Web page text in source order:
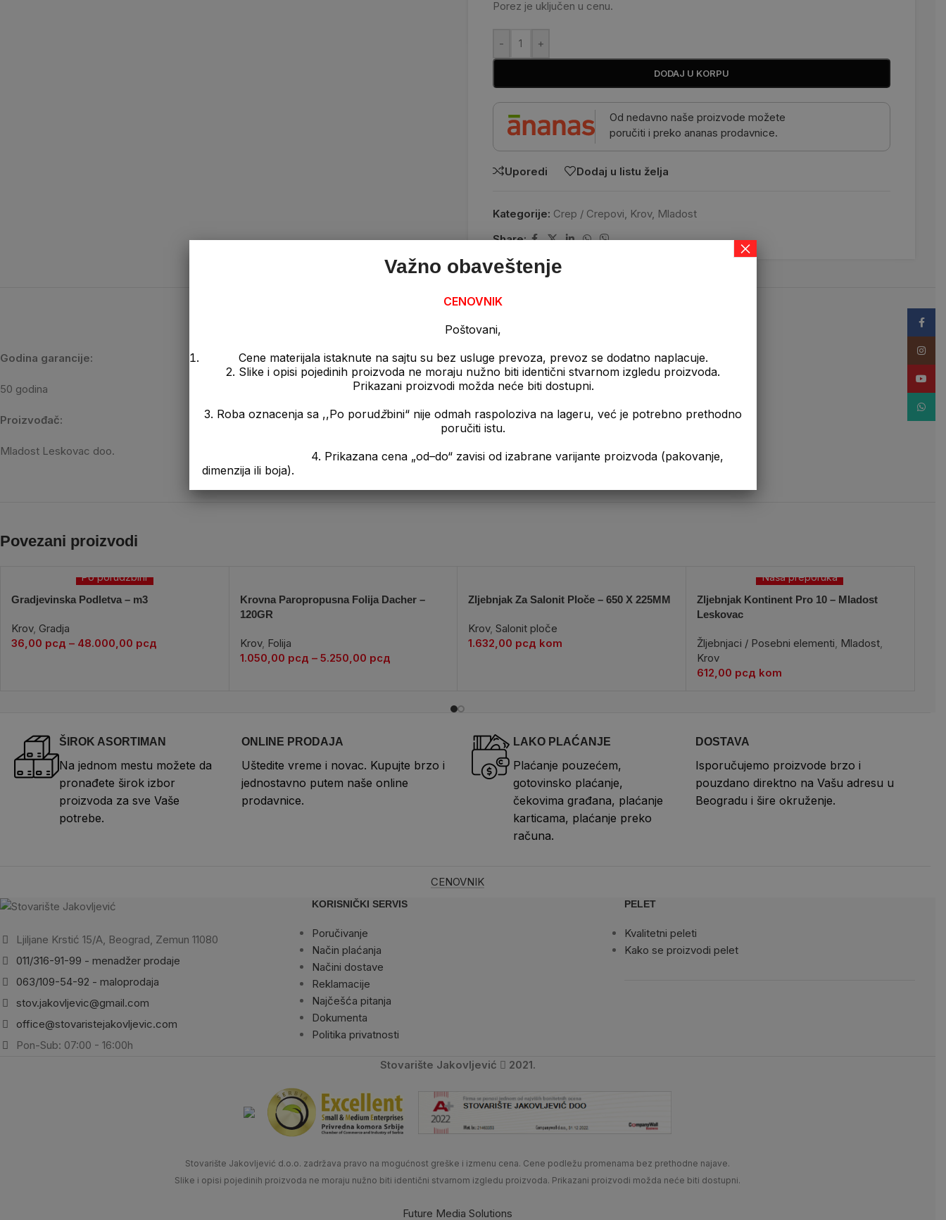
Porez je uključen u cenu.
- +
DODAJ U KORPU
Od nedavno naše proizvode možete
poručiti i preko ananas prodavnice.
Uporedi Dodaj u listu želja
Kategorije: Crep / Crepovi, Krov, Mladost
Share:
Godina garancije:
50 godina
Proizvođač:
Mladost Leskovac doo.
Povezani proizvodi
Po porudžbini
Gradjevinska Podletva – m3
Krov, Gradja
36,00 рсд – 48.000,00 рсд
Krovna Paropropusna Folija Dacher –
120GR
Krov, Folija
1.050,00 рсд – 5.250,00 рсд
Zljebnjak Za Salonit Ploče – 650 X 225MM
Krov, Salonit ploče
1.632,00 рсд kom
Naša preporuka
Zljebnjak Kontinent Pro 10 – Mladost
Leskovac
Žljebnjaci / Posebni elementi, Mladost,
Krov
612,00 рсд kom
ŠIROK ASORTIMAN
Na jednom mestu možete da
pronađete širok izbor
proizvoda za sve Vaše
potrebe.
ONLINE PRODAJA
Uštedite vreme i novac. Kupujte brzo i
jednostavno putem naše online
prodavnice.
LAKO PLAĆANJE
Plaćanje pouzećem,
gotovinsko plaćanje,
čekovima građana, plaćanje
karticama, plaćanje preko
računa.
DOSTAVA
Isporučujemo proizvode brzo i
pouzdano direktno na Vašu adresu u
Beogradu i šire okruženje.
CENOVNIK
Ljiljane Krstić 15/A, Beograd, Zemun 11080
011/316-91-99 - menadžer prodaje
063/109-54-92 - maloprodaja
stov.jakovljevic@gmail.com
office@stovaristejakovljevic.com
Pon-Sub: 07:00 - 16:00h
KORISNIČKI SERVIS
Poručivanje
Način plaćanja
Načini dostave
Reklamacije
Najčešća pitanja
Dokumenta
Politika privatnosti
PELET
Kvalitetni peleti
Kako se proizvodi pelet
Stovarište Jakovljević 2021.
Stovarište Jakovljević d.o.o. zadržava pravo na mogućnost greške i izmenu cena. Cene podležu promenama bez prethodne najave.
Slike i opisi pojedinih proizvoda ne moraju nužno biti identični stvarnom izgledu proizvoda. Prikazani proizvodi možda neće biti dostupni.
Future Media Solutions
Važno obaveštenje
CENOVNIK
Poštovani,
Cene materijala istaknute na sajtu su bez usluge prevoza, prevoz se dodatno naplacuje.
2. Slike i opisi pojedinih proizvoda ne moraju nužno biti identični stvarnom izgledu proizvoda.
Prikazani proizvodi možda neće biti dostupni.
3. Roba oznacenja sa ,,Po porudžbini“ nije odmah raspoloziva na lageru, već je potrebno prethodno
poručiti istu.
4. Prikazana cena „od–do“ zavisi od izabrane varijante proizvoda (pakovanje,
dimenzija ili boja).
×